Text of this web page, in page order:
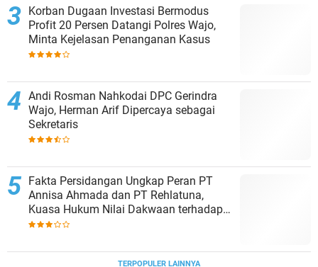
Korban Dugaan Investasi Bermodus
Profit 20 Persen Datangi Polres Wajo,
Minta Kejelasan Penanganan Kasus
Andi Rosman Nahkodai DPC Gerindra
Wajo, Herman Arif Dipercaya sebagai
Sekretaris
Fakta Persidangan Ungkap Peran PT
Annisa Ahmada dan PT Rehlatuna,
Kuasa Hukum Nilai Dakwaan terhadap
Asmar Lambo Tidak Berdasar
TERPOPULER LAINNYA